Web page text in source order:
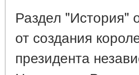
Раздел "История"
от создания
президента